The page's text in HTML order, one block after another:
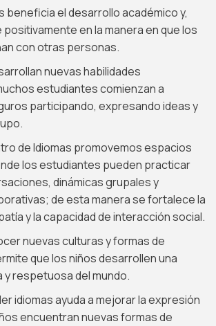
beneficia el desarrollo académico y,
positivamente en la manera en que los
con otras personas.
nuevas habilidades
estudiantes comienzan a
participando, expresando ideas y
de Idiomas promovemos espacios
los estudiantes pueden practicar
dinámicas grupales y
de esta manera se fortalece la
y la capacidad de interacción social.
nuevas culturas y formas de
que los niños desarrollen una
y respetuosa del mundo.
idiomas ayuda a mejorar la expresión
encuentran nuevas formas de